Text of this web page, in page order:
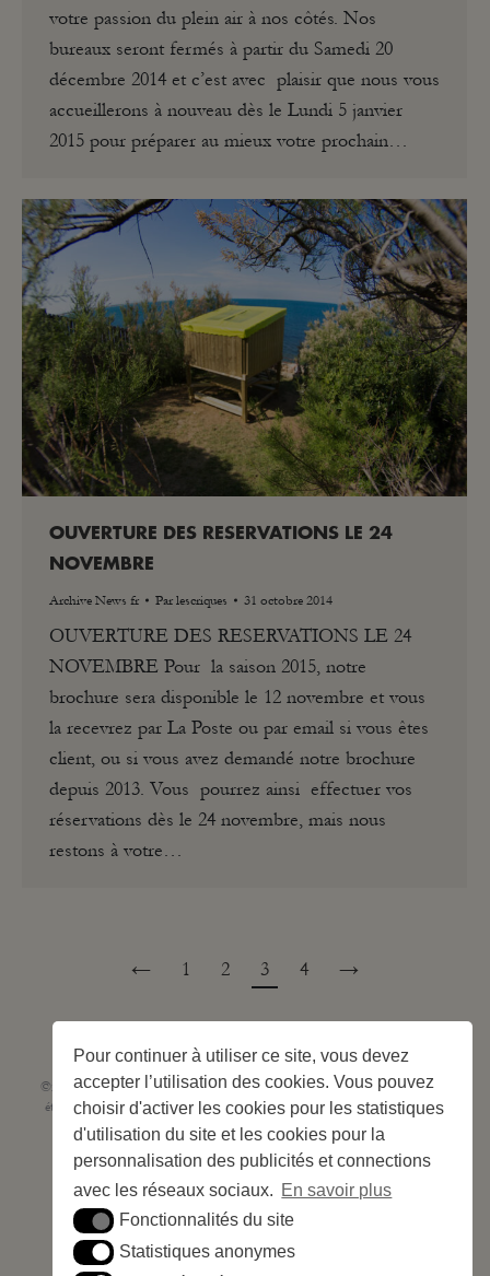
Pour continuer à utiliser ce site, vous devez
accepter l’utilisation des cookies. Vous pouvez
choisir d'activer les cookies pour les statistiques
d'utilisation du site et les cookies pour la
personnalisation des publicités et connections
avec les réseaux sociaux. En savoir plus
Fonctionnalités du site
Fonctionnalités du site
Statistiques anonymes
Statistiques anonymes
votre passion du plein air à nos côtés. Nos
bureaux seront fermés à partir du Samedi 20
décembre 2014 et c’est avec plaisir que nous vous
accueillerons à nouveau dès le Lundi 5 janvier
2015 pour préparer au mieux votre prochain…
OUVERTURE DES RESERVATIONS LE 24
NOVEMBRE
Archive News fr Par lescriques 31 octobre 2014
OUVERTURE DES RESERVATIONS LE 24
NOVEMBRE Pour la saison 2015, notre
brochure sera disponible le 12 novembre et vous
la recevrez par La Poste ou par email si vous êtes
client, ou si vous avez demandé notre brochure
depuis 2013. Vous pourrez ainsi effectuer vos
réservations dès le 24 novembre, mais nous
restons à votre…
← 1 2 3 4 →
©2026 Les Criques de Porteils | SIRET: 539 925 636 00026 - Classement 5
étoiles Tourisme N°C66-001852-004 du 28 mai 2026 – 244 emplacements
Site web réalisé par
Cédric Postel Webmaster